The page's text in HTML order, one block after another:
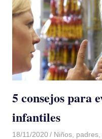
5 consejos para
infantiles
18/11/2020 De todo un
Niños, padres,